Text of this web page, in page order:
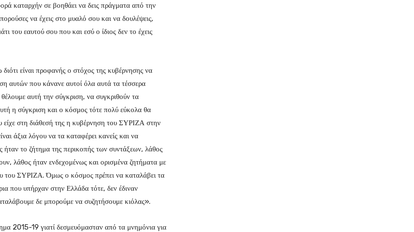
καταρχήν σε βοηθάει να δεις πράγματα από την
να έχεις στο μυαλό σου και να δουλέψεις,
του εαυτού σου που και εσύ ο ίδιος δεν το έχεις
είναι προφανής ο στόχος της κυβέρνησης να
αυτών που κάνανε αυτοί όλα αυτά τα τέσσερα
αυτή την σύγκριση, να συγκριθούν τα
η σύγκριση και ο κόσμος τότε πολύ εύκολα θα
είχε στη διάθεσή της η κυβέρνηση του ΣΥΡΙΖΑ στην
άξια λόγου να τα καταφέρει κανείς και να
το ζήτημα της περικοπής των συντάξεων, λάθος
λάθος ήταν ενδεχομένως και ορισμένα ζητήματα με
του ΣΥΡΙΖΑ. Όμως ο κόσμος πρέπει να καταλάβει τα
που υπήρχαν στην Ελλάδα τότε, δεν έδιναν
δε μπορούμε να συζητήσουμε κιόλας».
2015-19 γιατί δεσμευόμασταν από τα μνημόνια για